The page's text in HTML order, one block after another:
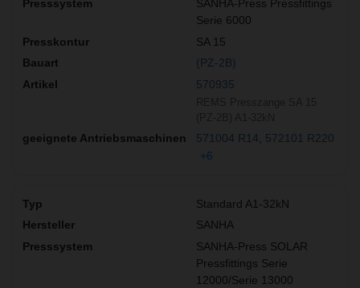
SANHA-Press Pressfittings
Serie 6000
SA 15
(PZ-2B)
570935
571004 R14
572101 R220
+6
Standard A1-32kN
SANHA
SANHA-Press SOLAR
Pressfittings Serie
12000/Serie 13000